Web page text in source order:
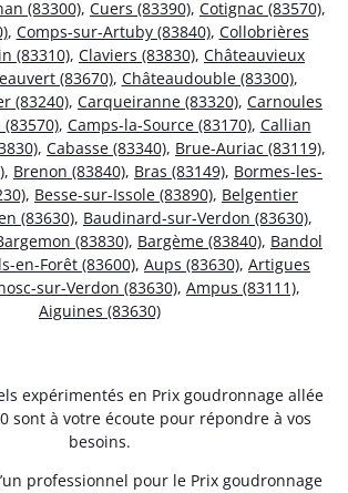
(83300), Cuers (83390), Cotignac (83570),
, Comps-sur-Artuby (83840), Collobrières
(83310), Claviers (83830), Châteauvieux
(83670), Châteaudouble (83300),
(83240), Carqueiranne (83320), Carnoules
(83570), Camps-la-Source (83170), Callian
, Cabasse (83340), Brue-Auriac (83119),
, Brenon (83840), Bras (83149), Bormes-les-
, Besse-sur-Issole (83890), Belgentier
(83630), Baudinard-sur-Verdon (83630),
(83830), Bargème (83840), Bandol
en-Forêt (83600), Aups (83630), Artigues
sur-Verdon (83630), Ampus (83111),
Aiguines (83630)
expérimentés en Prix goudronnage allée
sont à votre écoute pour répondre à vos
besoins.
professionnel pour le Prix goudronnage